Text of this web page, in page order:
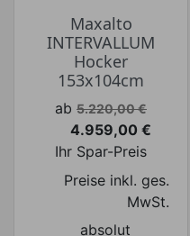
Maxalto
INTERVALLUM
Hocker
153x104cm
Verkaufspreis
ab 5.220,00 €
Preis
4.959,00 €
Ihr Spar-Preis
Preise inkl. ges.
MwSt.
absolut